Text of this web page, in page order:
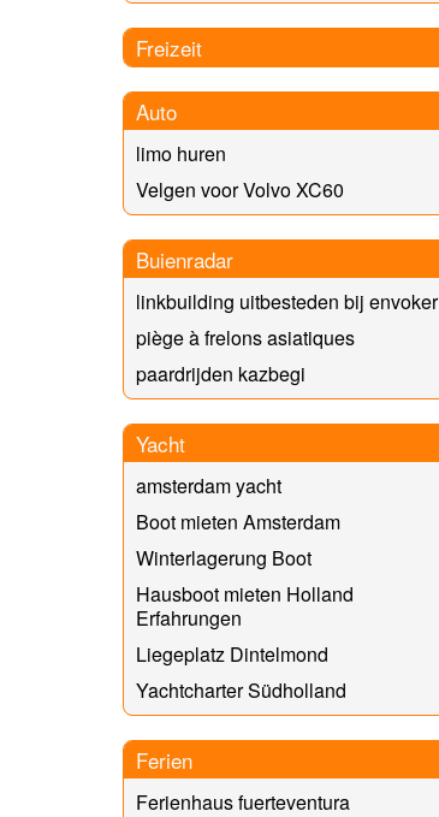
Freizeit
Auto
limo huren
Velgen voor Volvo XC60
Buienradar
linkbuilding uitbesteden bij envoker
piège à frelons asiatiques
paardrijden kazbegi
Yacht
amsterdam yacht
Boot mieten Amsterdam
Winterlagerung Boot
Hausboot mieten Holland
Erfahrungen
Liegeplatz Dintelmond
Yachtcharter Südholland
Ferien
Ferienhaus fuerteventura